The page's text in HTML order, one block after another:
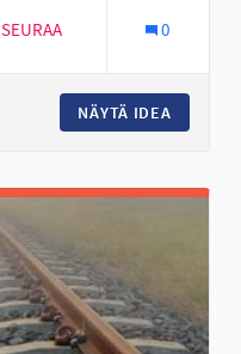
20 SEURAAJAA
SEURAA 0
NÄYTÄ IDEA